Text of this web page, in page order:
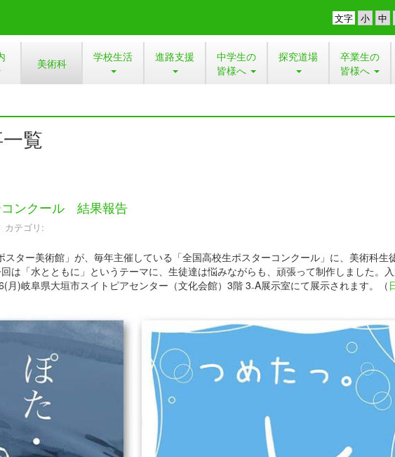
文字
美術科 学校生活 進路支援
中学生の
皆様へ
探究道場
卒業生の
皆様へ
覧
コンクール 結果報告
カテゴリ:
ター美術館」が、毎年主催している「全国高校生ポスターコンクール」に、美術科生
は「水とともに」というテーマに、生徒達は悩みながらも、頑張って制作しました。
)岐阜県大垣市スイトピアセンター（文化会館）3階 3₋A展示室にて展示されます。（